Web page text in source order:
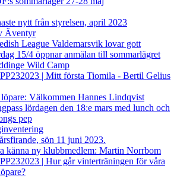
nytt från styrelsen, april 2023
Äventyr
League Valdemarsvik lovar gott
15/4 öppnar anmälan till sommarlägret
Wild Camp
| Mitt första Tiomila - Bertil Gelius
Välkommen Hannes Lindqvist
lördagen den 18:e mars med lunch och
pep
sön 11 juni 2023.
känna ny klubbmedlem: Martin Norrbom
| Hur går vinterträningen för våra